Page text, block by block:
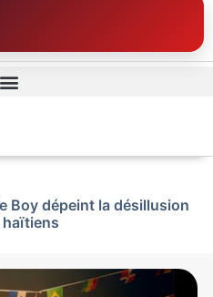
Boy dépeint la désillusion
haïtiens